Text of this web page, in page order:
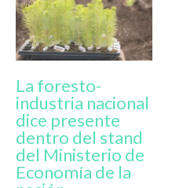
La foresto-
industria nacional
dice presente
dentro del stand
del Ministerio de
Economía de la